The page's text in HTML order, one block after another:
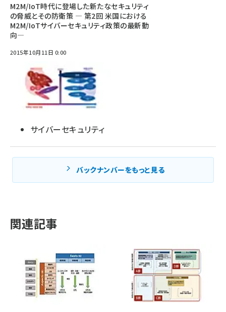
M2M/IoT時代に登場した新たなセキュリティ
の脅威とその防衛策 ― 第2回 米国における
M2M/IoTサイバーセキュリティ政策の最新動
向―
2015年10月11日 0:00
サイバーセキュリティ
バックナンバーをもっと見る
関連記事